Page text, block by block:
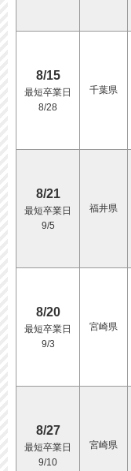
8/15
最短卒業日
8/28
千葉県
8/21
最短卒業日
9/5
福井県
8/20
最短卒業日
9/3
宮崎県
8/27
最短卒業日
9/10
宮崎県